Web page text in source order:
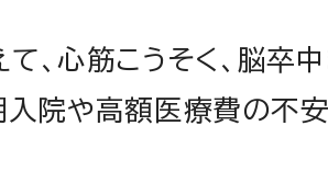
、心筋こうそく、脳卒
院や高額医療費の不安